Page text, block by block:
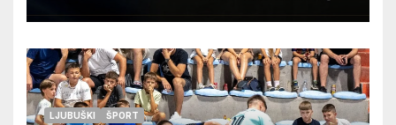
LJUBUŠKI ŠPORT